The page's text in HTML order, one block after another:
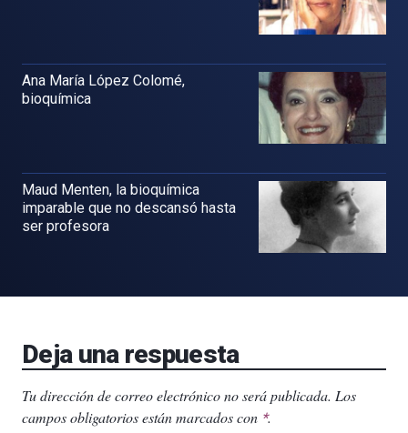
Ana María López Colomé,
bioquímica
Maud Menten, la bioquímica
imparable que no descansó hasta
ser profesora
Deja una respuesta
Tu dirección de correo electrónico no será publicada. Los
campos obligatorios están marcados con *.